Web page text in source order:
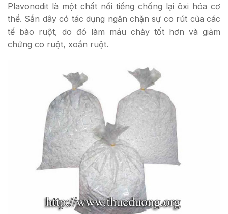
Plavonodit là một chất nổi tiếng chống lại ôxi hóa cơ
thể. Sắn dây có tác dụng ngăn chặn sự co rút của các
tế bào ruột, do đó làm máu chảy tốt hơn và giảm
chứng co ruột, xoắn ruột.